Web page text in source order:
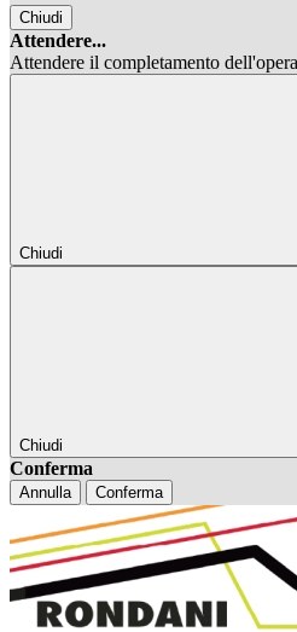
Chiudi
Attendere...
Attendere il completamento
Chiudi
Chiudi
Conferma
Annulla Conferma